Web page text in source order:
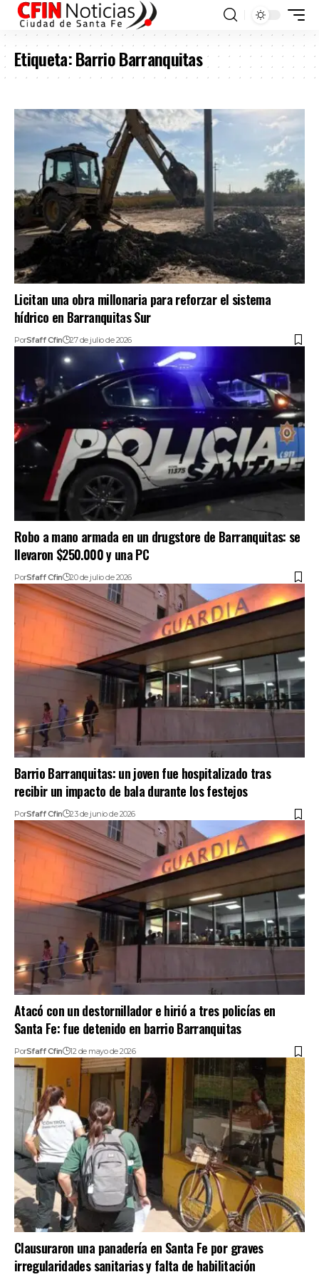
Etiqueta:Barrio Barranquitas
Licitan una obra millonaria para reforzar el sistema
hídrico en Barranquitas Sur
PorSfaff Cfin 27 de julio de 2026
Robo a mano armada en un drugstore de Barranquitas: se
llevaron $250.000 y una PC
PorSfaff Cfin 20 de julio de 2026
Barrio Barranquitas: un joven fue hospitalizado tras
recibir un impacto de bala durante los festejos
PorSfaff Cfin 23 de junio de 2026
Atacó con un destornillador e hirió a tres policías en
Santa Fe: fue detenido en barrio Barranquitas
PorSfaff Cfin 12 de mayo de 2026
Clausuraron una panadería en Santa Fe por graves
irregularidades sanitarias y falta de habilitación